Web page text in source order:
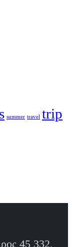
summer travel trip
45 332,